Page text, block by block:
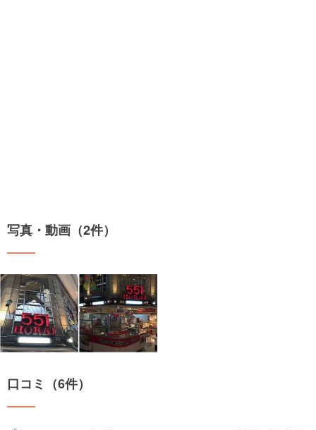
写真・動画（2件）
口コミ（6件）